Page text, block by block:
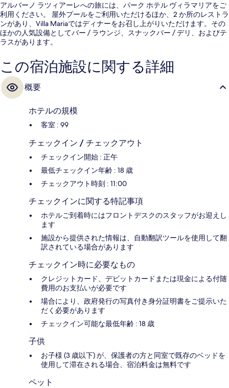
アルバーノ ラツィアーレへの旅には、パーク ホテル ヴィラマリアをご
利用ください。 屋外プールをご利用いただけるほか、2 か所のレストラ
ンがあり、Villa Mariaではディナーをお召し上がりいただけます。その
ほかの人気設備としてバー / ラウンジ、スナックバー / デリ、およびテ
ラスがあります。
この宿泊施設に関する詳細
概要
ホテルの規模
客室 : 99
チェックイン / チェックアウト
チェックイン開始 : 正午
最低チェックイン年齢 : 18 歳
チェックアウト時刻 : 11:00
チェックインに関する特記事項
ホテルご到着時にはフロントデスクのスタッフがお迎えし
ます
施設から提供された情報は、自動翻訳ツールを使用して翻
訳されている場合があります
チェックイン時に必要なもの
クレジットカード、デビットカードまたは現金による付随
費用のお支払いが必要です
場合により、政府発行の写真付き身分証明書をご提示いた
だく必要があります
チェックイン可能な最低年齢 : 18 歳
子供
お子様 (3 歳以下) が、保護者の方と同室で既存のベッドを
使用して滞在される場合、宿泊料金は無料です
ペット